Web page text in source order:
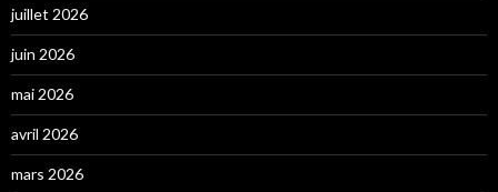
juillet 2026
juin 2026
mai 2026
avril 2026
mars 2026